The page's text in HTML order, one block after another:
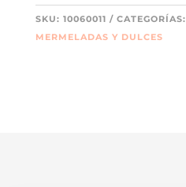
PISTACHO
-
500GR.
SKU: 10060011 CATEGORÍAS:
MERMELADAS Y DULCES